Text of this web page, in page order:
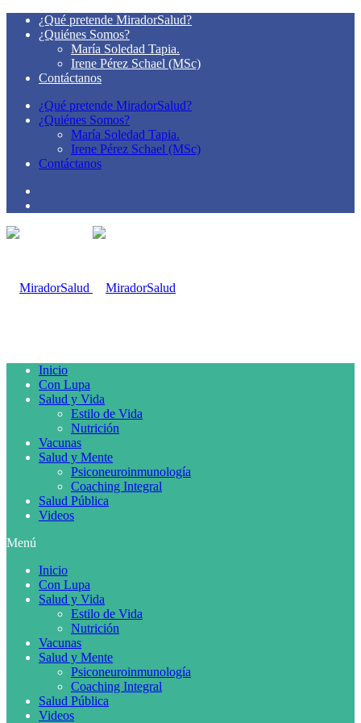
¿Qué pretende MiradorSalud?
¿Quiénes Somos?
María Soledad Tapia.
Irene Pérez Schael (MSc)
Contáctanos
¿Qué pretende MiradorSalud?
¿Quiénes Somos?
María Soledad Tapia.
Irene Pérez Schael (MSc)
Contáctanos
Inicio
Con Lupa
Salud y Vida
Estilo de Vida
Nutrición
Vacunas
Salud y Mente
Psiconeuroinmunología
Coaching Integral
Salud Pública
Videos
Menú
Inicio
Con Lupa
Salud y Vida
Estilo de Vida
Nutrición
Vacunas
Salud y Mente
Psiconeuroinmunología
Coaching Integral
Salud Pública
Videos